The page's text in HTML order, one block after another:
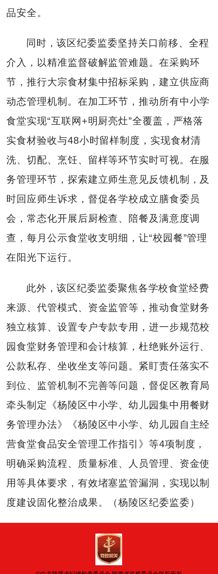
品安全。
同时，该区纪委监委坚持关口前移、全程
介入，以精准监督破解监管难题。在采购环
节，推行大宗食材集中招标采购，建立供应商
动态管理机制。在加工环节，推动所有中小学
食堂实现“互联网+明厨亮灶”全覆盖，严格落
实食材验收与48小时留样制度，实现食材清
洗、切配、烹饪、留样等环节实时可视。在服
务管理环节，探索建立师生意见反馈机制，及
时回应师生诉求，督促各学校成立膳食委员
会，常态化开展后厨检查、陪餐及满意度调
查，每月公示食堂收支明细，让“校园餐”管理
在阳光下运行。
此外，该区纪委监委聚焦各学校食堂经费
来源、代管模式、资金监管等，推动食堂财务
独立核算、设置专户专款专用，进一步规范校
园食堂财务管理和会计核算，杜绝账外运行、
公款私存、坐收坐支等问题。紧盯责任落实不
到位、监管机制不完善等问题，督促区教育局
牵头制定《杨陵区中小学、幼儿园集中用餐财
务管理办法》《杨陵区中小学、幼儿园自主经
营食堂食品安全管理工作指引》等4项制度，
明确采购流程、质量标准、人员管理、资金使
用等具体要求，有效堵塞监管漏洞，实现以制
度建设固化整治成果。（杨陵区纪委监委）